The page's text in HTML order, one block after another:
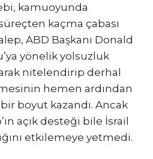
kamuoyunda
kaçma çabası
ABD Başkanı Donald
yönelik yolsuzluk
nitelendirip derhal
hemen ardından
boyut kazandı. Ancak
açık desteği bile İsrail
etkilemeye yetmedi.